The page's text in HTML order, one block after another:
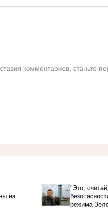
комментариев, станьте
на
"Это,
режима